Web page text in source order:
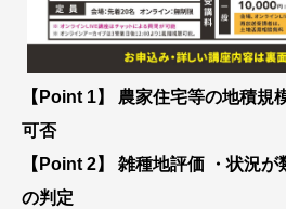
【Point 1】 農家住宅等の地積規
可否
【Point 2】 雑種地評価 ・状況が
の判定